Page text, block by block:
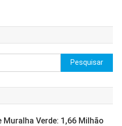
Pesquisar
por:
Muralha Verde: 1,66 Milhão